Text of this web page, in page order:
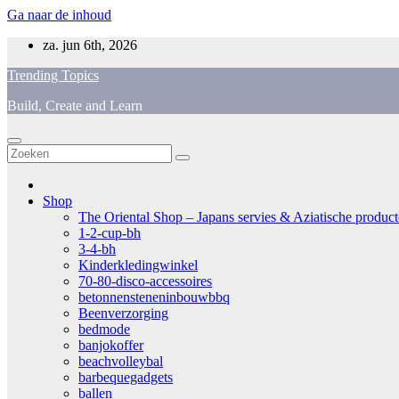
Ga naar de inhoud
za. jun 6th, 2026
Trending Topics
Build, Create and Learn
Shop
The Oriental Shop – Japans servies & Aziatische
1-2-cup-bh
3-4-bh
Kinderkledingwinkel
70-80-disco-accessoires
betonnensteneninbouwbbq
Beenverzorging
bedmode
banjokoffer
beachvolleybal
barbequegadgets
ballen